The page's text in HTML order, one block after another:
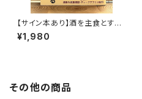
【サイン本あり】酒を主食とする
人々 エチオピアの科学的秘境
を旅する
¥1,980
その他の商品